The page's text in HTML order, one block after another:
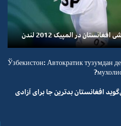
در المپیک 2012 لندن
Ўзбекистон: Автократик тузумдан
افغانستان بدترین جا برای آزادی